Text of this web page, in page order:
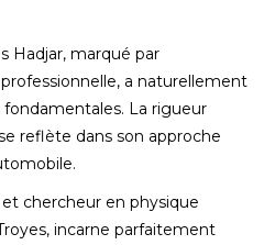
Hadjar, marqué par
a naturellement
fondamentales. La rigueur
reflète dans son approche
et chercheur en physique
incarne parfaitement